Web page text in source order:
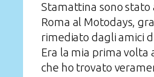
Stamattina sono stato
Roma al Motodays,
rimediato dagli amici
Era la mia prima volta
che ho trovato